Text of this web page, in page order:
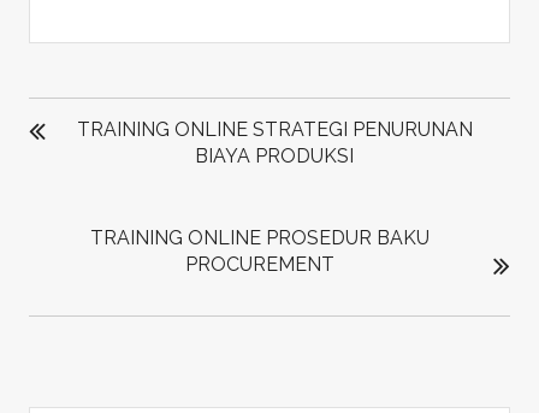
POST
NAVIGATION
TRAINING ONLINE STRATEGI PENURUNAN
BIAYA PRODUKSI
TRAINING ONLINE PROSEDUR BAKU
PROCUREMENT